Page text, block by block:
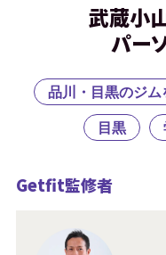
武蔵小
パー
品川・目黒のジム
目黒
Getfit監修者